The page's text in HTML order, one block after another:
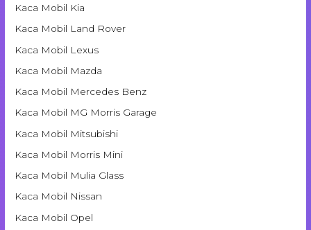
Kaca Mobil Kia
Kaca Mobil Land Rover
Kaca Mobil Lexus
Kaca Mobil Mazda
Kaca Mobil Mercedes Benz
Kaca Mobil MG Morris Garage
Kaca Mobil Mitsubishi
Kaca Mobil Morris Mini
Kaca Mobil Mulia Glass
Kaca Mobil Nissan
Kaca Mobil Opel